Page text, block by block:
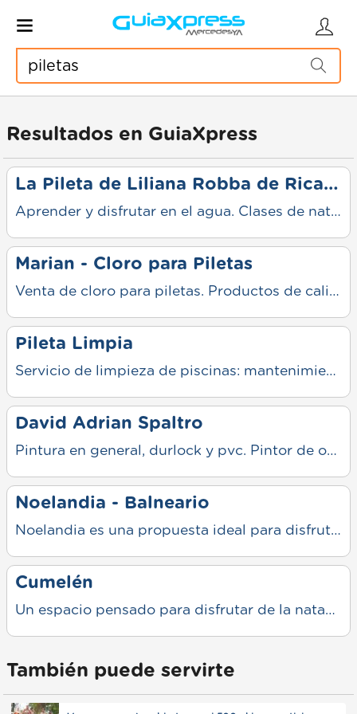
Resultados en GuiaXpress
La Pileta de Liliana Robba de Ricaldoni
Aprender y disfrutar en el agua. Clases de natación para todas las edades y niveles, desde iniciación hasta perfeccionamiento. Trabajamos con profesores capacitados en un ambiente seguro y cuidado, priorizando el aprendizaje y la confianza en el agua. Ofrecemos clases grupales e individuales, adaptadas a cada necesidad, combinando técnica, ejercicio y diversión.
Marian - Cloro para Piletas
Venta de cloro para piletas. Productos de calidad para desinfección y mantenimiento. Asesoramiento, precios accesibles y opciones para mantener tu piscina limpia todo el año.
Pileta Limpia
Servicio de limpieza de piscinas: mantenimiento, cloro y filtrado. Trabajo responsable, puntual y con precios accesibles todo el año.
David Adrian Spaltro
Pintura en general, durlock y pvc. Pintor de obra, departamentos, hogares, locales. Piletas natación, Membrana en rollo, Membrana en pasta.
Noelandia - Balneario
Noelandia es una propuesta ideal para disfrutar del verano en Mercedes, con una amplia pileta como principal atractivo y espacios pensados para el descanso y la recreación. Ofrece sectores parquizados, parrillas y comodidades para compartir en familia o con amigos en un entorno cuidado y preparado para pasar el día.
Cumelén
Un espacio pensado para disfrutar de la natación en todas sus formas. Contamos con instalaciones adecuadas y propuestas para distintas edades, desde actividades recreativas hasta entrenamiento.
También puede servirte